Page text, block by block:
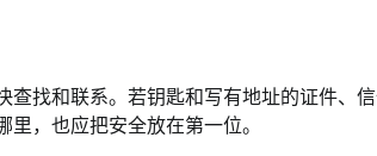
找和联系。若钥匙和写有地址的证件、
，也应把安全放在第一位。